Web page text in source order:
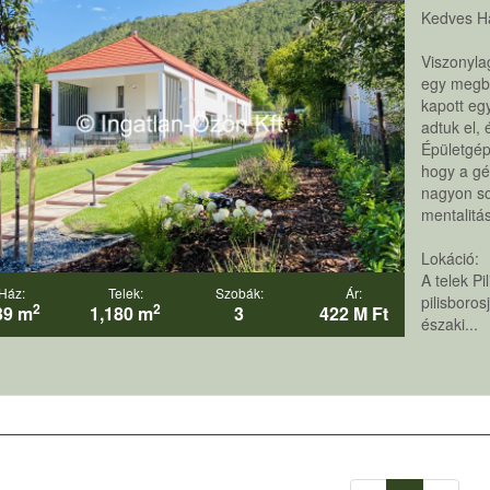
m2
Telek:
1,180 m2
Szobák:
3
Ár:
422 M Ft
Kedves
egy
kapott
adtuk el,
hogy a
nagyon
Lokáció:
A telek
északi...